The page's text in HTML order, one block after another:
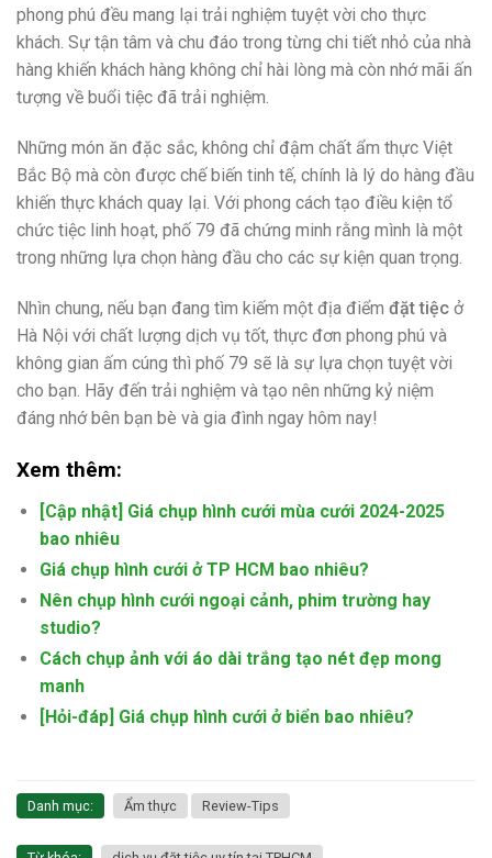
phong phú đều mang lại trải nghiệm tuyệt vời cho thực
khách. Sự tận tâm và chu đáo trong từng chi tiết nhỏ của nhà
hàng khiến khách hàng không chỉ hài lòng mà còn nhớ mãi ấn
tượng về buổi tiệc đã trải nghiệm.
Những món ăn đặc sắc, không chỉ đậm chất ẩm thực Việt
Bắc Bộ mà còn được chế biến tinh tế, chính là lý do hàng đầu
khiến thực khách quay lại. Với phong cách tạo điều kiện tổ
chức tiệc linh hoạt, phố 79 đã chứng minh rằng mình là một
trong những lựa chọn hàng đầu cho các sự kiện quan trọng.
Nhìn chung, nếu bạn đang tìm kiếm một địa điểm đặt tiệc ở
Hà Nội với chất lượng dịch vụ tốt, thực đơn phong phú và
không gian ấm cúng thì phố 79 sẽ là sự lựa chọn tuyệt vời
cho bạn. Hãy đến trải nghiệm và tạo nên những kỷ niệm
đáng nhớ bên bạn bè và gia đình ngay hôm nay!
Xem thêm:
[Cập nhật] Giá chụp hình cưới mùa cưới 2024-2025
bao nhiêu
Giá chụp hình cưới ở TP HCM bao nhiêu?
Nên chụp hình cưới ngoại cảnh, phim trường hay
studio?
Cách chụp ảnh với áo dài trắng tạo nét đẹp mong
manh
[Hỏi-đáp] Giá chụp hình cưới ở biển bao nhiêu?
Danh mục: Ẩm thực Review-Tips